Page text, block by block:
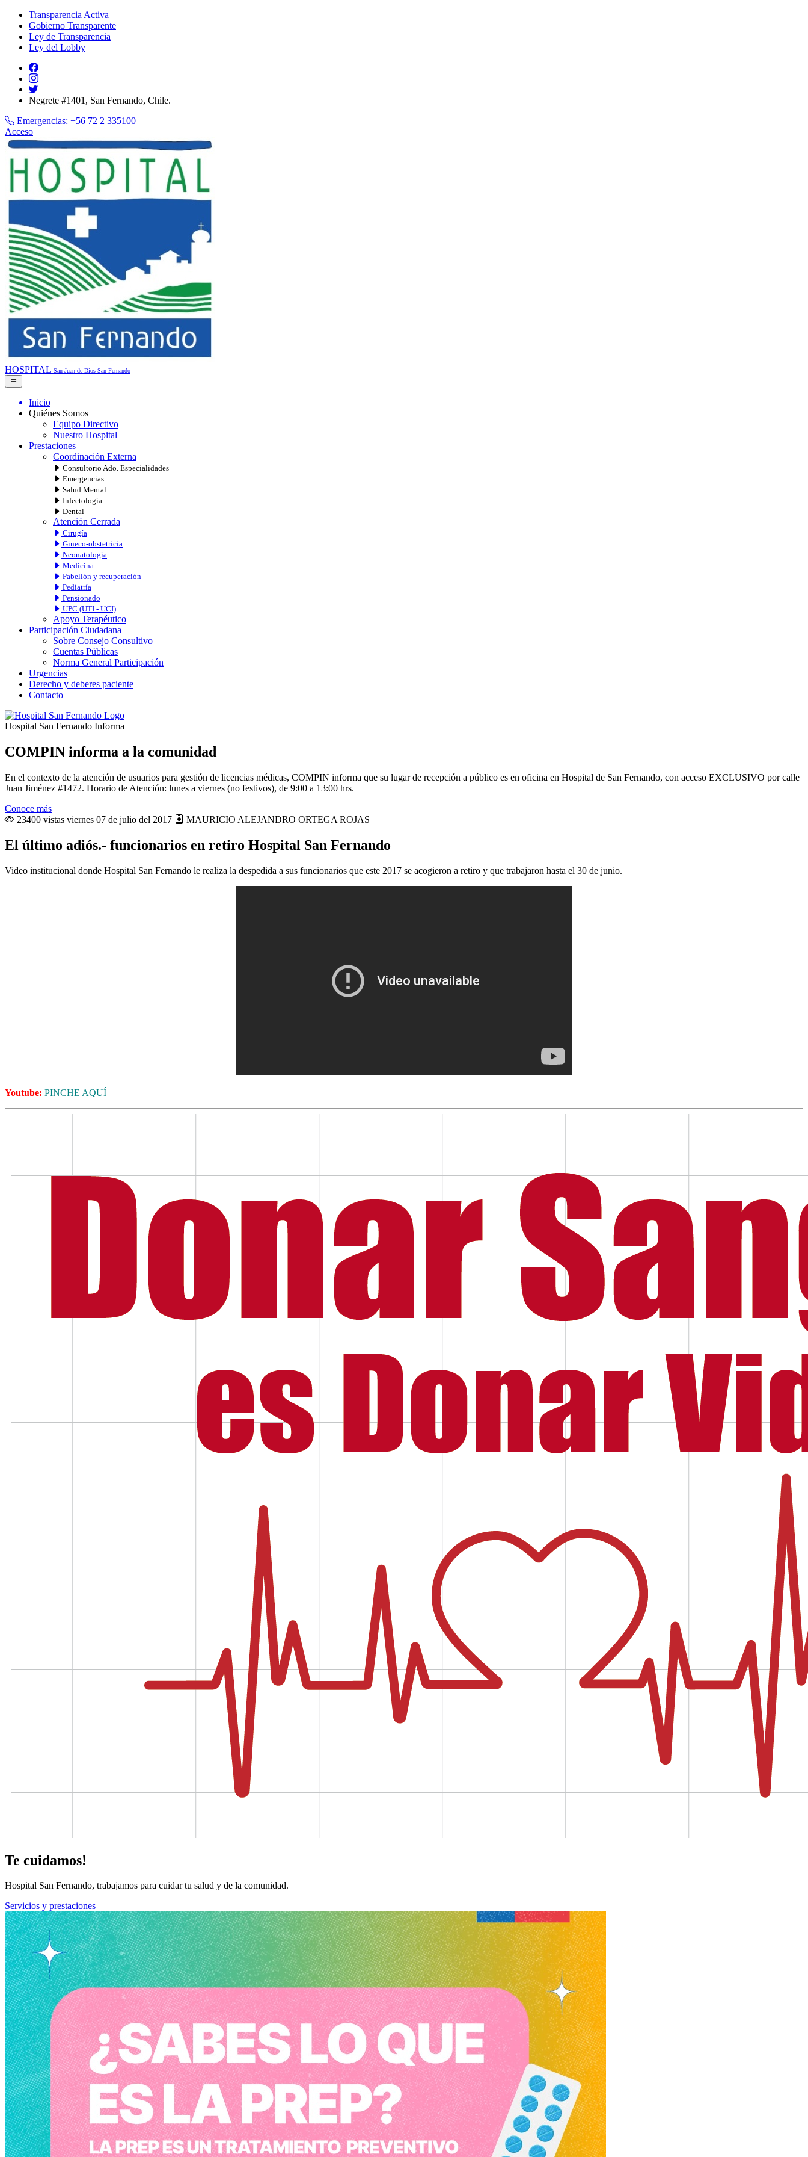
Transparencia Activa
Gobierno Transparente
Ley de Transparencia
Ley del Lobby
Negrete #1401, San Fernando, Chile.
Emergencias: +56 72 2 335100
Acceso
HOSPITAL San Juan de Dios San Fernando
Inicio
Quiénes Somos
Equipo Directivo
Nuestro Hospital
Prestaciones
Coordinación Externa
Consultorio Ado. Especialidades
Emergencias
Salud Mental
Infectología
Dental
Atención Cerrada
Cirugía
Gineco-obstetricia
Neonatología
Medicina
Pabellón y recuperación
Pediatría
Pensionado
UPC (UTI - UCI)
Apoyo Terapéutico
Participación Ciudadana
Sobre Consejo Consultivo
Cuentas Públicas
Norma General Participación
Urgencias
Derecho y deberes paciente
Contacto
Hospital San Fernando Informa
COMPIN informa a la comunidad
En el contexto de la atención de usuarios para gestión de licencias médicas, COMPIN informa que su lugar de recepción a público es en oficina en Hospital de San Fernando, con acceso EXCLUSIVO por calle
Juan Jiménez #1472. Horario de Atención: lunes a viernes (no festivos), de 9:00 a 13:00 hrs.
Conoce más
23400 vistas viernes 07 de julio del 2017 MAURICIO ALEJANDRO ORTEGA ROJAS
El último adiós.- funcionarios en retiro Hospital San Fernando
Video institucional donde Hospital San Fernando le realiza la despedida a sus funcionarios que este 2017 se acogieron a retiro y que trabajaron hasta el 30 de junio.
Youtube: PINCHE AQUÍ
Te cuidamos!
Hospital San Fernando, trabajamos para cuidar tu salud y de la comunidad.
Servicios y prestaciones